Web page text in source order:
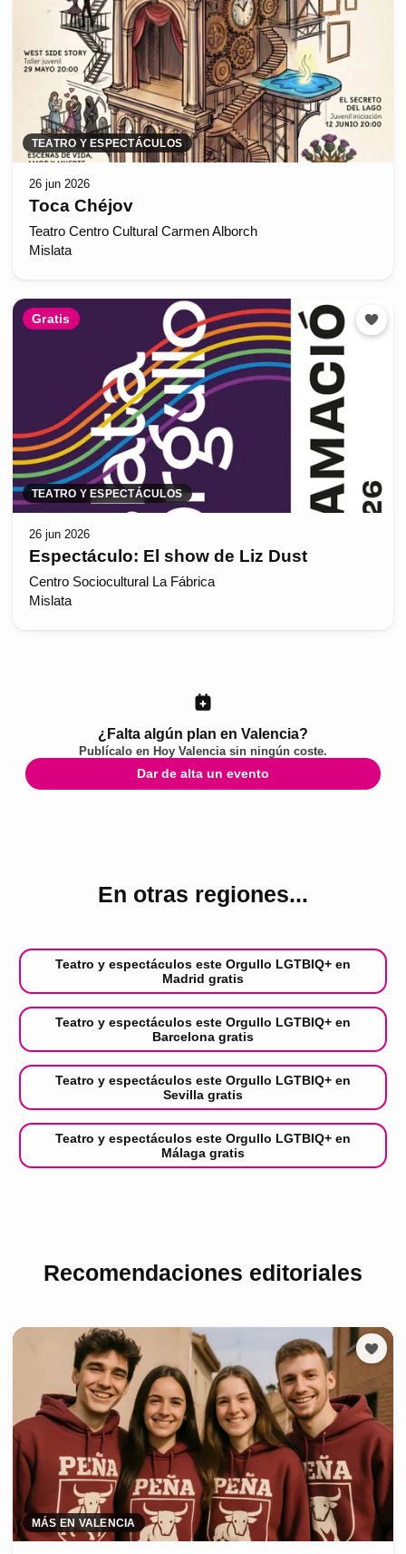
TEATRO Y ESPECTÁCULOS
26 jun 2026
Toca Chéjov
Teatro Centro Cultural Carmen Alborch
Mislata
Gratis
TEATRO Y ESPECTÁCULOS
26 jun 2026
Espectáculo: El show de Liz Dust
Centro Sociocultural La Fábrica
Mislata
¿Falta algún plan en Valencia?
Publícalo en Hoy Valencia sin ningún coste.
Dar de alta un evento
En otras regiones...
Teatro y espectáculos este Orgullo LGTBIQ+ en
Madrid gratis
Teatro y espectáculos este Orgullo LGTBIQ+ en
Barcelona gratis
Teatro y espectáculos este Orgullo LGTBIQ+ en
Sevilla gratis
Teatro y espectáculos este Orgullo LGTBIQ+ en
Málaga gratis
Recomendaciones editoriales
MÁS EN VALENCIA